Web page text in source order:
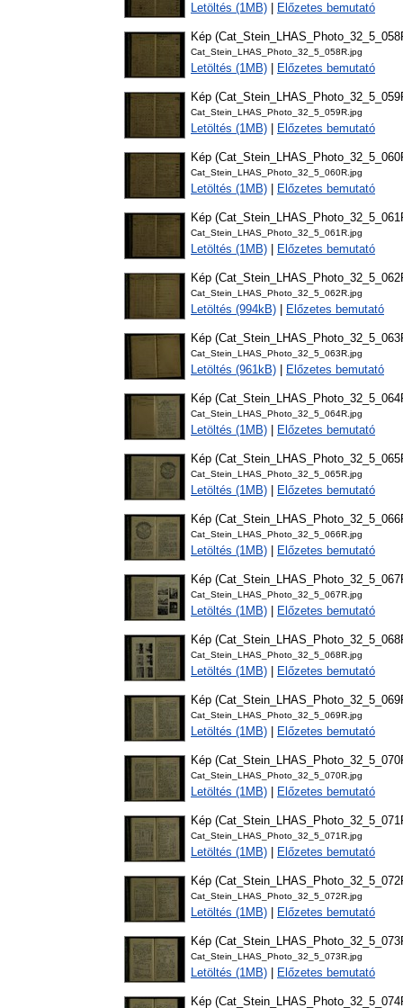
Letöltés (1MB) Előzetes bemutató
Kép
Cat_Stein_LHAS_Photo_32_5_058R.jpg
Letöltés (1MB) Előzetes bemutató
Kép
Cat_Stein_LHAS_Photo_32_5_059R.jpg
Letöltés (1MB) Előzetes bemutató
Kép
Cat_Stein_LHAS_Photo_32_5_060R.jpg
Letöltés (1MB) Előzetes bemutató
Kép
Cat_Stein_LHAS_Photo_32_5_061R.jpg
Letöltés (1MB) Előzetes bemutató
Kép
Cat_Stein_LHAS_Photo_32_5_062R.jpg
Letöltés (994kB) Előzetes bemutató
Kép
Cat_Stein_LHAS_Photo_32_5_063R.jpg
Letöltés (961kB) Előzetes bemutató
Kép
Cat_Stein_LHAS_Photo_32_5_064R.jpg
Letöltés (1MB) Előzetes bemutató
Kép
Cat_Stein_LHAS_Photo_32_5_065R.jpg
Letöltés (1MB) Előzetes bemutató
Kép
Cat_Stein_LHAS_Photo_32_5_066R.jpg
Letöltés (1MB) Előzetes bemutató
Kép
Cat_Stein_LHAS_Photo_32_5_067R.jpg
Letöltés (1MB) Előzetes bemutató
Kép
Cat_Stein_LHAS_Photo_32_5_068R.jpg
Letöltés (1MB) Előzetes bemutató
Kép
Cat_Stein_LHAS_Photo_32_5_069R.jpg
Letöltés (1MB) Előzetes bemutató
Kép
Cat_Stein_LHAS_Photo_32_5_070R.jpg
Letöltés (1MB) Előzetes bemutató
Kép
Cat_Stein_LHAS_Photo_32_5_071R.jpg
Letöltés (1MB) Előzetes bemutató
Kép
Cat_Stein_LHAS_Photo_32_5_072R.jpg
Letöltés (1MB) Előzetes bemutató
Kép
Cat_Stein_LHAS_Photo_32_5_073R.jpg
Letöltés (1MB) Előzetes bemutató
Kép